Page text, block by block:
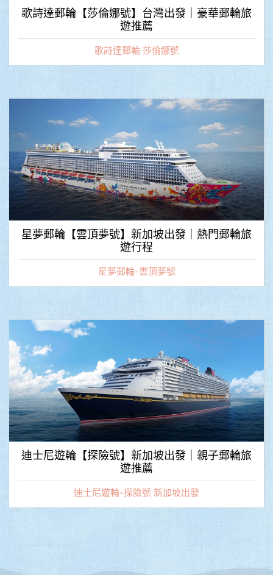
歌詩達郵輪【莎倫娜號】台灣出發｜豪華郵輪旅
遊推薦
歌詩達郵輪 莎倫娜號
星夢郵輪【雲頂夢號】新加坡出發｜熱門郵輪旅
遊行程
星夢郵輪-雲頂夢號
迪士尼遊輪【探險號】新加坡出發｜親子郵輪旅
遊推薦
迪士尼遊輪-探險號 新加坡出發